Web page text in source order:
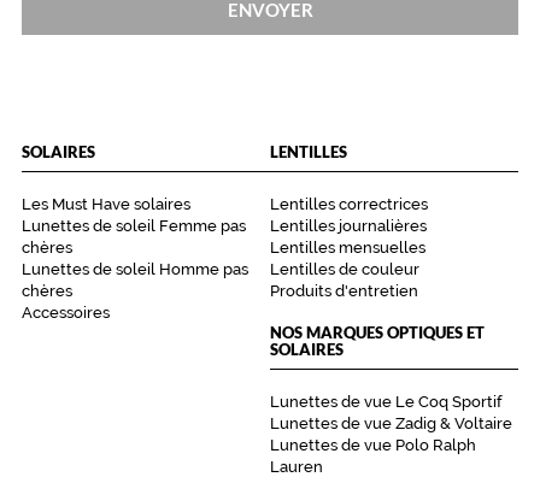
ENVOYER
SOLAIRES
Les Must Have solaires
Lunettes de soleil Femme pas
chères
Lunettes de soleil Homme pas
chères
Accessoires
LENTILLES
Lentilles correctrices
Lentilles journalières
Lentilles mensuelles
Lentilles de couleur
Produits d'entretien
NOS MARQUES OPTIQUES ET
SOLAIRES
Lunettes de vue Le Coq Sportif
Lunettes de vue Zadig & Voltaire
Lunettes de vue Polo Ralph
Lauren